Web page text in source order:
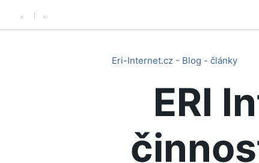
. .
Eri-Internet.cz - Blog - články
ERI